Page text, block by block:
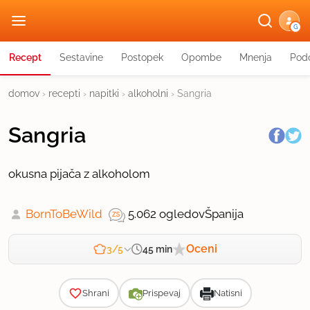
G
Recept Sestavine Postopek Opombe Mnenja
domov › recepti › napitki › alkoholni › Sangria
Sangria
okusna pijača z alkoholom
BornToBeWild 5.062 ogledovŠpanija
3/5 45 min Oceni
Shrani Prispevaj Natisni